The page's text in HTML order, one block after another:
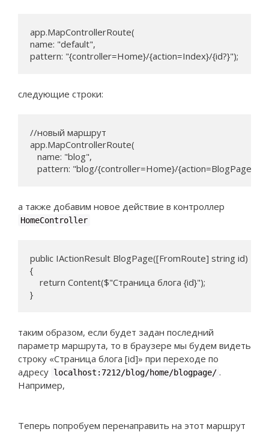
app.MapControllerRoute(
name: "default",
pattern: "{controller=Home}/{action=Index}/{id?}");
следующие строки:
//новый маршрут
app.MapControllerRoute(
   name: "blog",
pattern: "blog/{controller=Home}/{action=BlogPage}/
а также добавим новое действие в контроллер
HomeController
public IActionResult BlogPage([FromRoute] string id)
{
    return Content($"Страница блога {id}");
}
таким образом, если будет задан последний
параметр маршрута, то в браузере мы будем видеть
строку «Страница блога [id]» при переходе по
адресу localhost:7212/blog/home/blogpage/ .
Например,
Теперь попробуем перенаправить на этот маршрут